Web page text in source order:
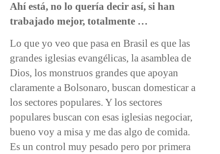
Ahí está, no lo quería decir así, si han
trabajado mejor, totalmente …
Lo que yo veo que pasa en Brasil es que las
grandes iglesias evangélicas, la asamblea de
Dios, los monstruos grandes que apoyan
claramente a Bolsonaro, buscan domesticar a
los sectores populares. Y los sectores
populares buscan con esas iglesias negociar,
bueno voy a misa y me das algo de comida.
Es un control muy pesado pero por primera